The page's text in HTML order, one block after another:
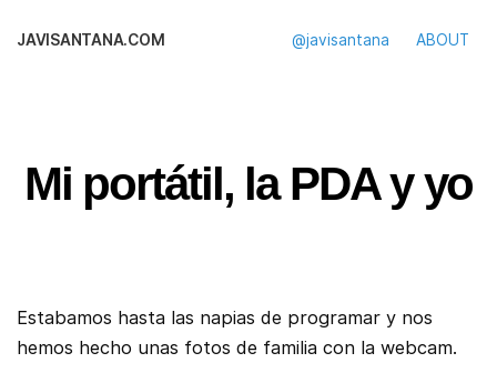
JAVISANTANA.COM @javisantana ABOUT
Mi portátil, la PDA y yo
Estabamos hasta las napias de programar y nos
hemos hecho unas fotos de familia con la webcam.